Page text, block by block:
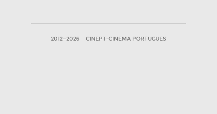
2012—2026 CINEPT-CINEMA PORTUGUES